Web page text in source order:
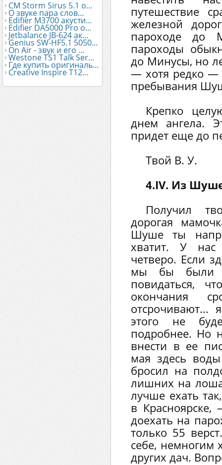
CM Storm Sirus 5.1 о...
О звуке пара слов...
Edifier М3700 акусти...
Edifier DA5000 Pro о...
Jetbalance JB-624 ак...
Genius SW-HF5.1 5050...
On Air - звук и его ...
Westone TS1 Talk Ser...
Где купить оригиналь...
Creative Inspire T12...
путешествие
железной
пароходе до
пароходы
до Минусы, но
— хотя редко —
пребывания
Крепко
днем ангела.
придет еще до
Твой В. У.
4.IV. Из
Получил
дорогая
Шуше ты
хватит. У нас
четверо. Если
мы бы были
повидаться,
окончания
отсрочивают...
этого не
подробнее. Но
внести в ее
мая здесь
бросил на
лишних на
лучше ехать
в
доехать на
только 55
себе, немногим
других дач.